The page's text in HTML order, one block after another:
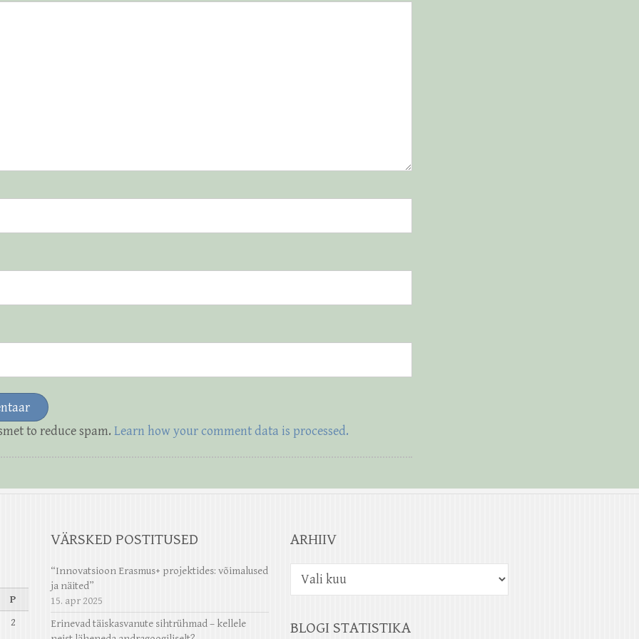
to reduce spam. Learn how your comment data is processed.
P
2
VÄRSKED POSTITUSED
“Innovatsioon Erasmus+ projektides: võimalused
ja näited”
15. apr 2025
Erinevad täiskasvanute sihtrühmad – kellele
ARHIIV
BLOGI STATISTIKA